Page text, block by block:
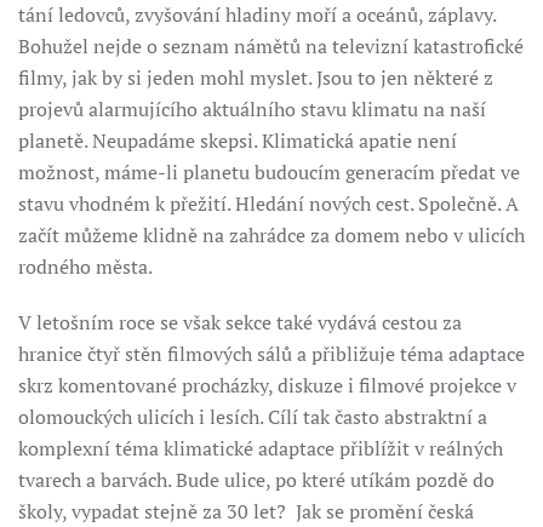
tání ledovců, zvyšování hladiny moří a oceánů, záplavy.
Bohužel nejde o seznam námětů na televizní katastrofické
filmy, jak by si jeden mohl myslet. Jsou to jen některé z
projevů alarmujícího aktuálního stavu klimatu na naší
planetě. Neupadáme skepsi. Klimatická apatie není
možnost, máme-li planetu budoucím generacím předat ve
stavu vhodném k přežití. Hledání nových cest. Společně. A
začít můžeme klidně na zahrádce za domem nebo v ulicích
rodného města.
V letošním roce se však sekce také vydává cestou za
hranice čtyř stěn filmových sálů a přibližuje téma adaptace
skrz komentované procházky, diskuze i filmové projekce v
olomouckých ulicích i lesích. Cílí tak často abstraktní a
komplexní téma klimatické adaptace přiblížit v reálných
tvarech a barvách. Bude ulice, po které utíkám pozdě do
školy, vypadat stejně za 30 let? Jak se promění česká